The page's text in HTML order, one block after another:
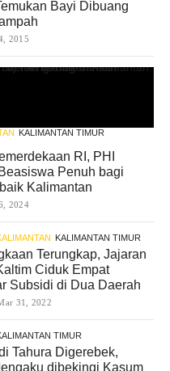
Bayi Dibuang
2015
KALIMANTAN TIMUR
RI, PHI
Penuh bagi
Kalimantan
2024
KALIMANTAN TIMUR
Terungkap, Jajaran
Ciduk Empat
Subsidi di Dua Daerah
31, 2022
TIMUR
Tahura Digerebek,
dibekingi Kasum